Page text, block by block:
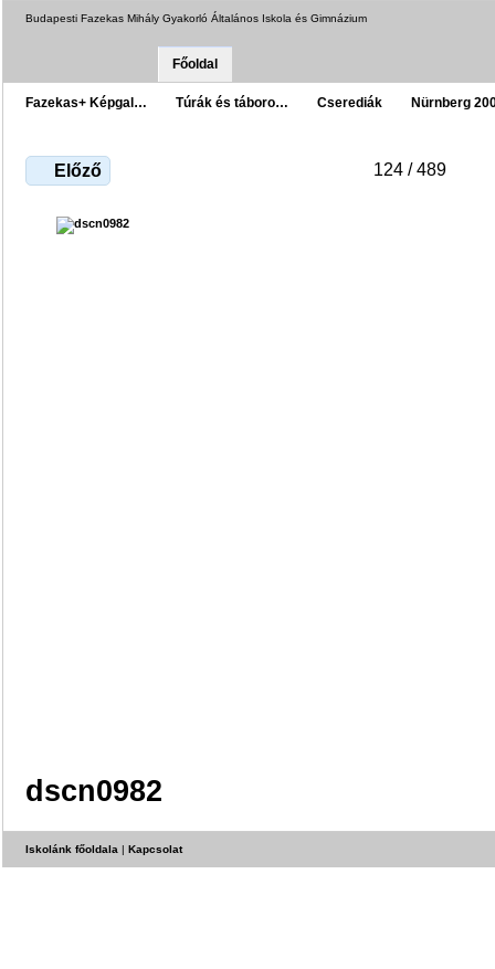
Budapesti Fazekas Mihály Gyakorló Általános Iskola és Gimnázium
Főoldal
Fazekas+ Képgal… Túrák és táboro… Cserediák Nürnberg
Előző 124 / 489
dscn0982
Iskolánk főoldala | Kapcsolat